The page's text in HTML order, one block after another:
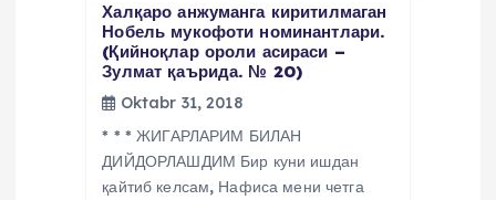
Халқаро анжуманга киритилмаган
Нобель мукофоти номинантлари.
(Қийноқлар ороли асираси –
Зулмат қаърида. № 20)
Oktabr 31, 2018
* * * ЖИГАРЛАРИМ БИЛАН
ДИЙДОРЛАШДИМ Бир куни ишдан
қайтиб келсам, Нафиса мени четга